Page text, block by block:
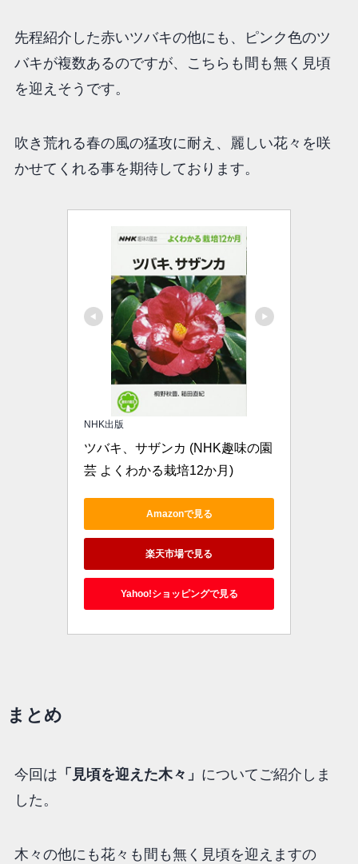
先程紹介した赤いツバキの他にも、ピンク色のツ
バキが複数あるのですが、こちらも間も無く見頃
を迎えそうです。
吹き荒れる春の風の猛攻に耐え、麗しい花々を咲
かせてくれる事を期待しております。
NHK出版
ツバキ、サザンカ (NHK趣味の園
芸 よくわかる栽培12か月)
Amazonで見る
楽天市場で見る
Yahoo!ショッピングで見る
まとめ
今回は 「見頃を迎えた木々」 についてご紹介しま
した。
木々の他にも花々も間も無く見頃を迎えますの